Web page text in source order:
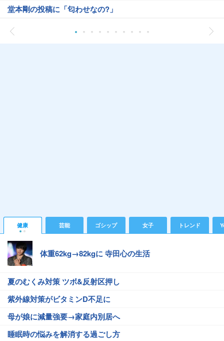
堂本剛の投稿に「匂わせなの?」
健康 芸能 ゴシップ 女子 トレンド
体重62kg→82kgに 寺田心の生活
夏のむくみ対策 ツボ&反射区押し
紫外線対策がビタミンD不足に
母が娘に減量強要→家庭内別居へ
睡眠時の悩みを解消する過ごし方